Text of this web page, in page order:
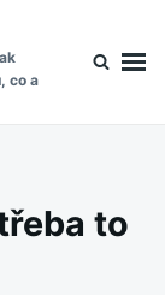
co a
to